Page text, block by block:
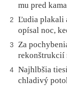
mu pred
2
Ľudia plakali
opísal noc,
3
Za
rekonštrukcií
4 Najhlbšia
chladivý